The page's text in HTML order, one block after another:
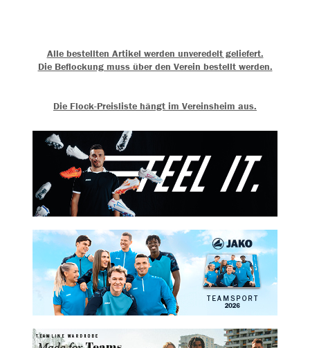
Alle bestellten Artikel werden unveredelt geliefert.
Die Beflockung muss über den Verein bestellt werden.
Die Flock-Preisliste hängt im Vereinsheim aus.